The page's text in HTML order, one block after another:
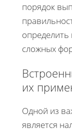
порядок
сложных
их
Одной из
является